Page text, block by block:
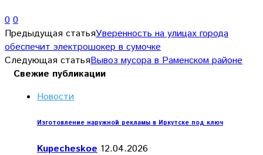
0 0
Предыдущая статьяУверенность на улицах города
обеспечит электрошокер в сумочке
Следующая статьяВывоз мусора в Раменском районе
Свежие публикации
Новости
Изготовление наружной рекламы в Иркутске под ключ
Kupecheskoe 12.04.2026